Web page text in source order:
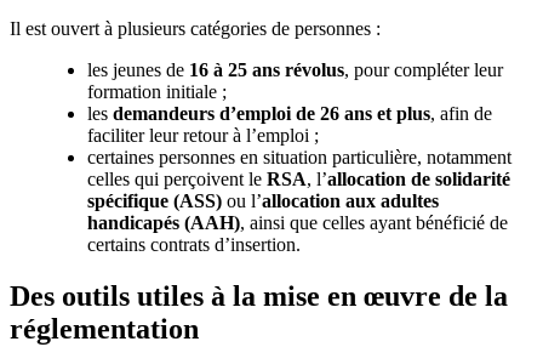
Il est ouvert à plusieurs catégories de personnes :
les jeunes de 16 à 25 ans révolus, pour compléter leur
formation initiale ;
les demandeurs d’emploi de 26 ans et plus, afin de
faciliter leur retour à l’emploi ;
certaines personnes en situation particulière, notamment
celles qui perçoivent le RSA, l’allocation de solidarité
spécifique (ASS) ou l’allocation aux adultes
handicapés (AAH), ainsi que celles ayant bénéficié de
certains contrats d’insertion.
Des outils utiles à la mise en œuvre de la
réglementation